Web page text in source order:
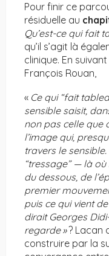
Pour finir ce
résiduelle au
Qu’est-ce qui fait
qu’il s’agit là
clinique. En
François Rouan,
« Ce qui “fait
sensible saisit,
non pas celle
l’image qui,
travers le sensible.
“tressage” — là
du dessous, de
premier
puis ce qui vient
dirait Georges
regarde »? Lacan
construire par la